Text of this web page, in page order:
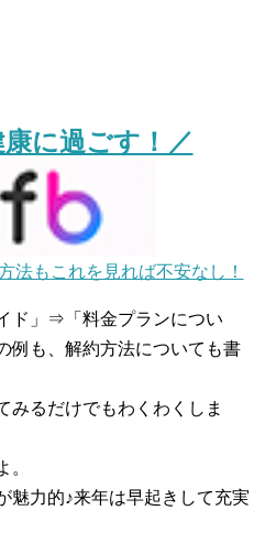
に過ごす！／
法もこれを見れば不安なし！
ド」⇒「料金プランについ
例も、解約方法についても書
みるだけでもわくわくしま
。
魅力的♪来年は早起きして充実